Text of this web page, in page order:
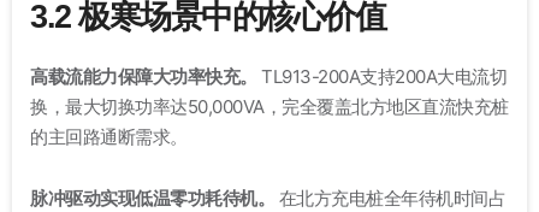
3.2 极寒场景中的核心价值
高载流能力保障大功率快充。
TL913-200A支持200A大电流切
换，最大切换功率达50,000VA，完全覆盖北方地区直流快充桩
的主回路通断需求。
脉冲驱动实现低温零功耗待机。
在北方充电桩全年待机时间占